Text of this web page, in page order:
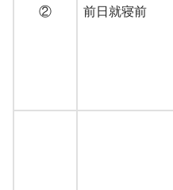
② 前日就寝前